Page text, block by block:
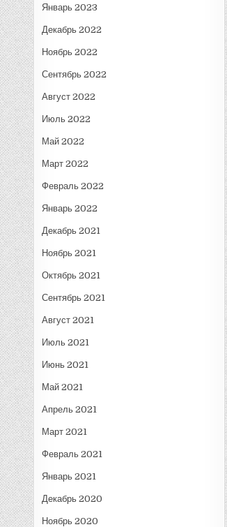
Январь 2023
Декабрь 2022
Ноябрь 2022
Сентябрь 2022
Август 2022
Июль 2022
Май 2022
Март 2022
Февраль 2022
Январь 2022
Декабрь 2021
Ноябрь 2021
Октябрь 2021
Сентябрь 2021
Август 2021
Июль 2021
Июнь 2021
Май 2021
Апрель 2021
Март 2021
Февраль 2021
Январь 2021
Декабрь 2020
Ноябрь 2020